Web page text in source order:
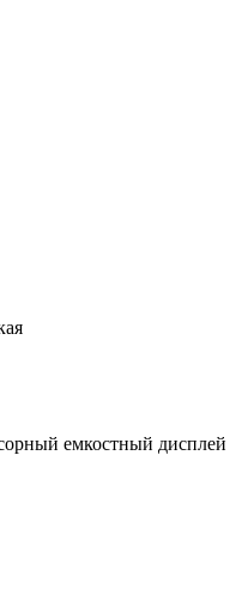
емкостный дисплей